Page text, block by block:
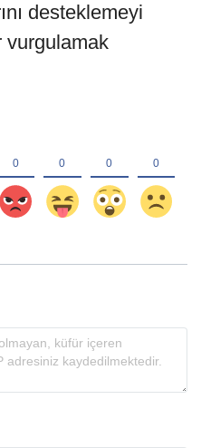
desteklemeyi
vurgulamak